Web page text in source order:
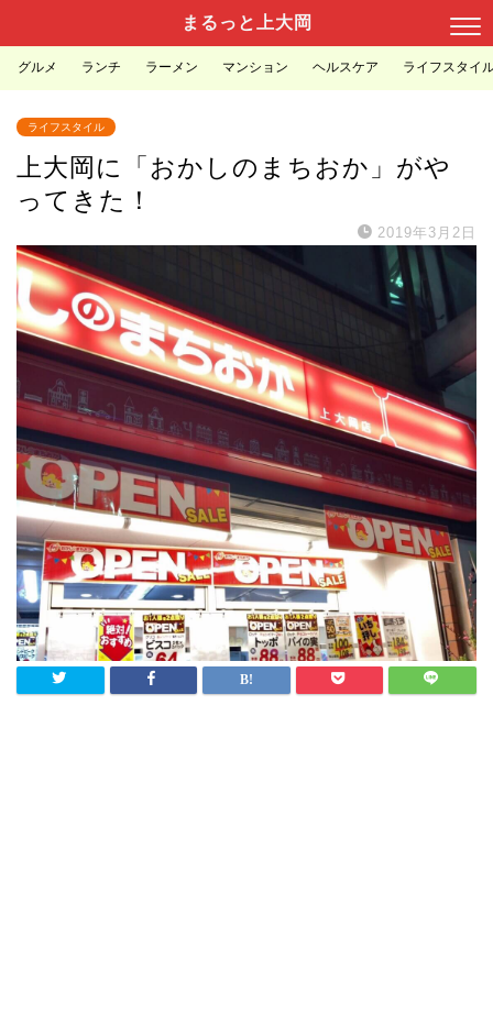
まるっと上大岡
グルメ ランチ ラーメン マンション ヘルスケア ライフスタイ
ライフスタイル
上大岡に「おかしのまちおか」がや
ってきた！
2019年3月2日